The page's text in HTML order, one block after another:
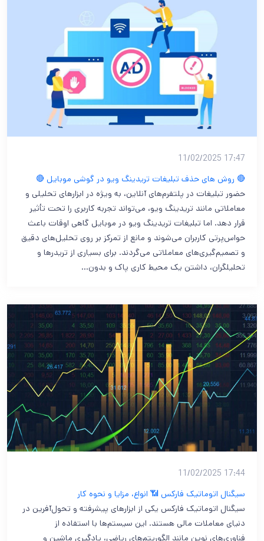
17:47 11/02/2025
🔴 روش های حذف تبلیغات تریدینگ ویو در گوشی موبایل 🔴
حضور تبلیغات در پلتفرم‌های آنلاین، به ویژه در ابزارهای تحلیلی و
معاملاتی مانند تریدینگ ویو، می‌تواند تجربه کاربری را تحت تأثیر
قرار دهد. اما تبلیغات تریدینگ ویو در موبایل گاهی اوقات باعث
حواس‌پرتی کاربران می‌شوند و مانع از تمرکز بر روی تحلیل‌های دقیق
و تصمیم‌گیری‌های معاملاتی می‌گردند. برای بسیاری از تریدرها و
تحلیلگران، داشتن یک محیط کاری پاک و بدون…
17:44 11/02/2025
سیگنال اتوماتیک فارکس 📶 انواع، مزایا و نحوه کار
سیگنال‌ اتوماتیک فارکس یکی از ابزارهای پیشرفته و تحول‌آفرین در
دنیای معاملات مالی هستند. این سیستم‌ها با استفاده از
فناوری‌های نوین مانند الگوریتم‌های ریاضی، یادگیری ماشین و